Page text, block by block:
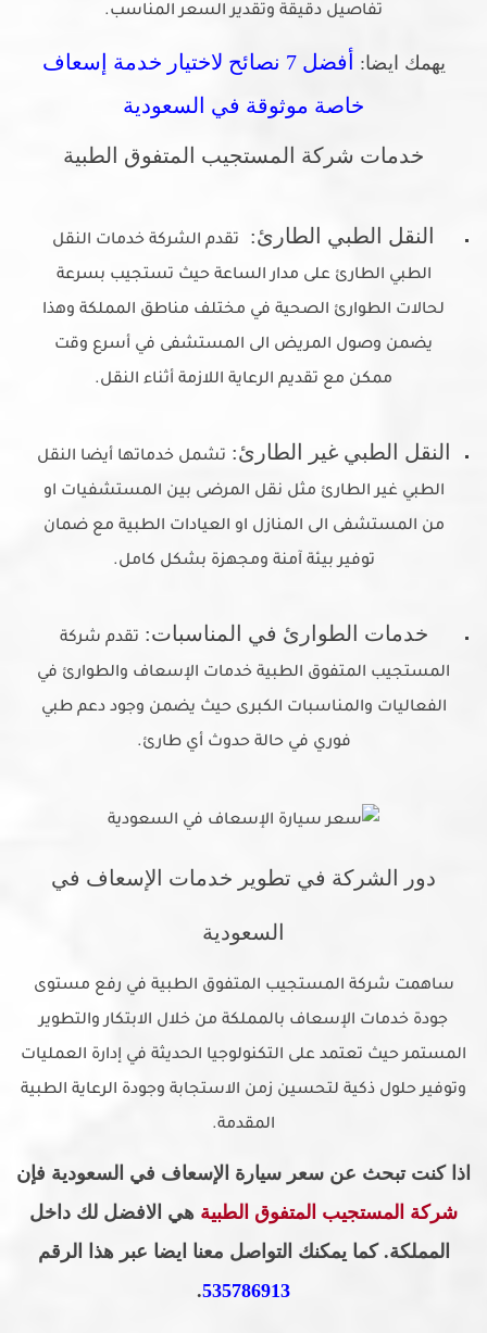
تفاصيل دقيقة وتقدير السعر المناسب.
يهمك ايضا:
أفضل 7 نصائح لاختيار خدمة إسعاف
خاصة موثوقة في السعودية
خدمات شركة المستجيب المتفوق الطبية
النقل الطبي الطارئ:
تقدم الشركة خدمات النقل
الطبي الطارئ على مدار الساعة حيث تستجيب بسرعة
لحالات الطوارئ الصحية في مختلف مناطق المملكة وهذا
يضمن وصول المريض الى المستشفى في أسرع وقت
ممكن مع تقديم الرعاية اللازمة أثناء النقل.
النقل الطبي غير الطارئ: تشمل خدماتها أيضا النقل
الطبي غير الطارئ مثل نقل المرضى بين المستشفيات او
من المستشفى الى المنازل او العيادات الطبية مع ضمان
توفير بيئة آمنة ومجهزة بشكل كامل.
خدمات الطوارئ في المناسبات: تقدم شركة
المستجيب المتفوق الطبية خدمات الإسعاف والطوارئ في
الفعاليات والمناسبات الكبرى حيث يضمن وجود دعم طبي
فوري في حالة حدوث أي طارئ.
دور الشركة في تطوير خدمات الإسعاف في
السعودية
ساهمت شركة المستجيب المتفوق الطبية في رفع مستوى
جودة خدمات الإسعاف بالمملكة من خلال الابتكار والتطوير
المستمر حيث تعتمد على التكنولوجيا الحديثة في إدارة العمليات
وتوفير حلول ذكية لتحسين زمن الاستجابة وجودة الرعاية الطبية
المقدمة.
اذا كنت تبحث عن سعر سيارة الإسعاف في السعودية فإن
شركة المستجيب المتفوق الطبية هي الافضل لك داخل
المملكة. كما يمكنك التواصل معنا ايضا عبر هذا الرقم
535786913
.